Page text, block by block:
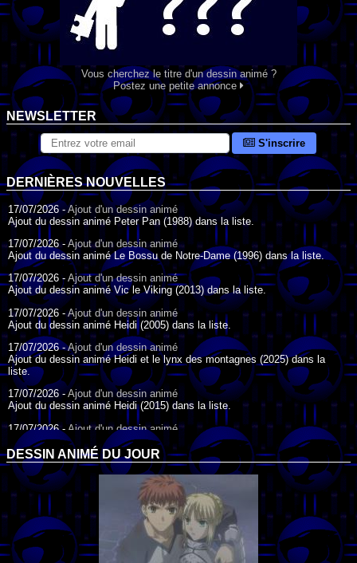
Vous cherchez le titre d'un dessin animé ?
Postez une petite annonce
NEWSLETTER
S'inscrire
DERNIÈRES NOUVELLES
17/07/2026 -Ajout d'un dessin animé
Ajout du dessin animé Peter Pan (1988) dans la liste.
17/07/2026 -Ajout d'un dessin animé
Ajout du dessin animé Le Bossu de Notre-Dame (1996) dans la liste.
17/07/2026 - Ajout d'un dessin animé
Ajout du dessin animé Vic le Viking (2013) dans la liste.
17/07/2026 -Ajout d'un dessin animé
Ajout du dessin animé Heidi (2005) dans la liste.
17/07/2026 -Ajout d'un dessin animé
Ajout du dessin animé Heidi et le lynx des montagnes (2025) dans la
liste.
17/07/2026 -Ajout d'un dessin animé
Ajout du dessin animé Heidi (2015) dans la liste.
17/07/2026 - Ajout d'un dessin animé
Ajout du dessin animé Heidi (1995) dans la liste.
09/07/2026 -Ajout d'un dessin animé
Ajout du dessin animé Genki l'Aventurier de la Chance (2006) dans la
liste.
04/07/2026 -
Ajout d'un dessin animé
Ajout du dessin animé Vilain Petit Canard (2000) dans la liste.
04/07/2026 -
Ajout d'un dessin animé
Ajout du dessin animé Le Noël du vilain petit canard (2003) dans la liste.
DESSIN ANIMÉ DU JOUR